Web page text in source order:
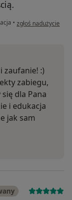
• w opinii
zgłoś nadużycie
zaufanie! :)
zabiegu,
dla Pana
i edukacja
jak sam